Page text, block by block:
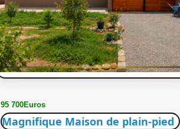
95 700Euros
Magnifique Maison de plain-pied